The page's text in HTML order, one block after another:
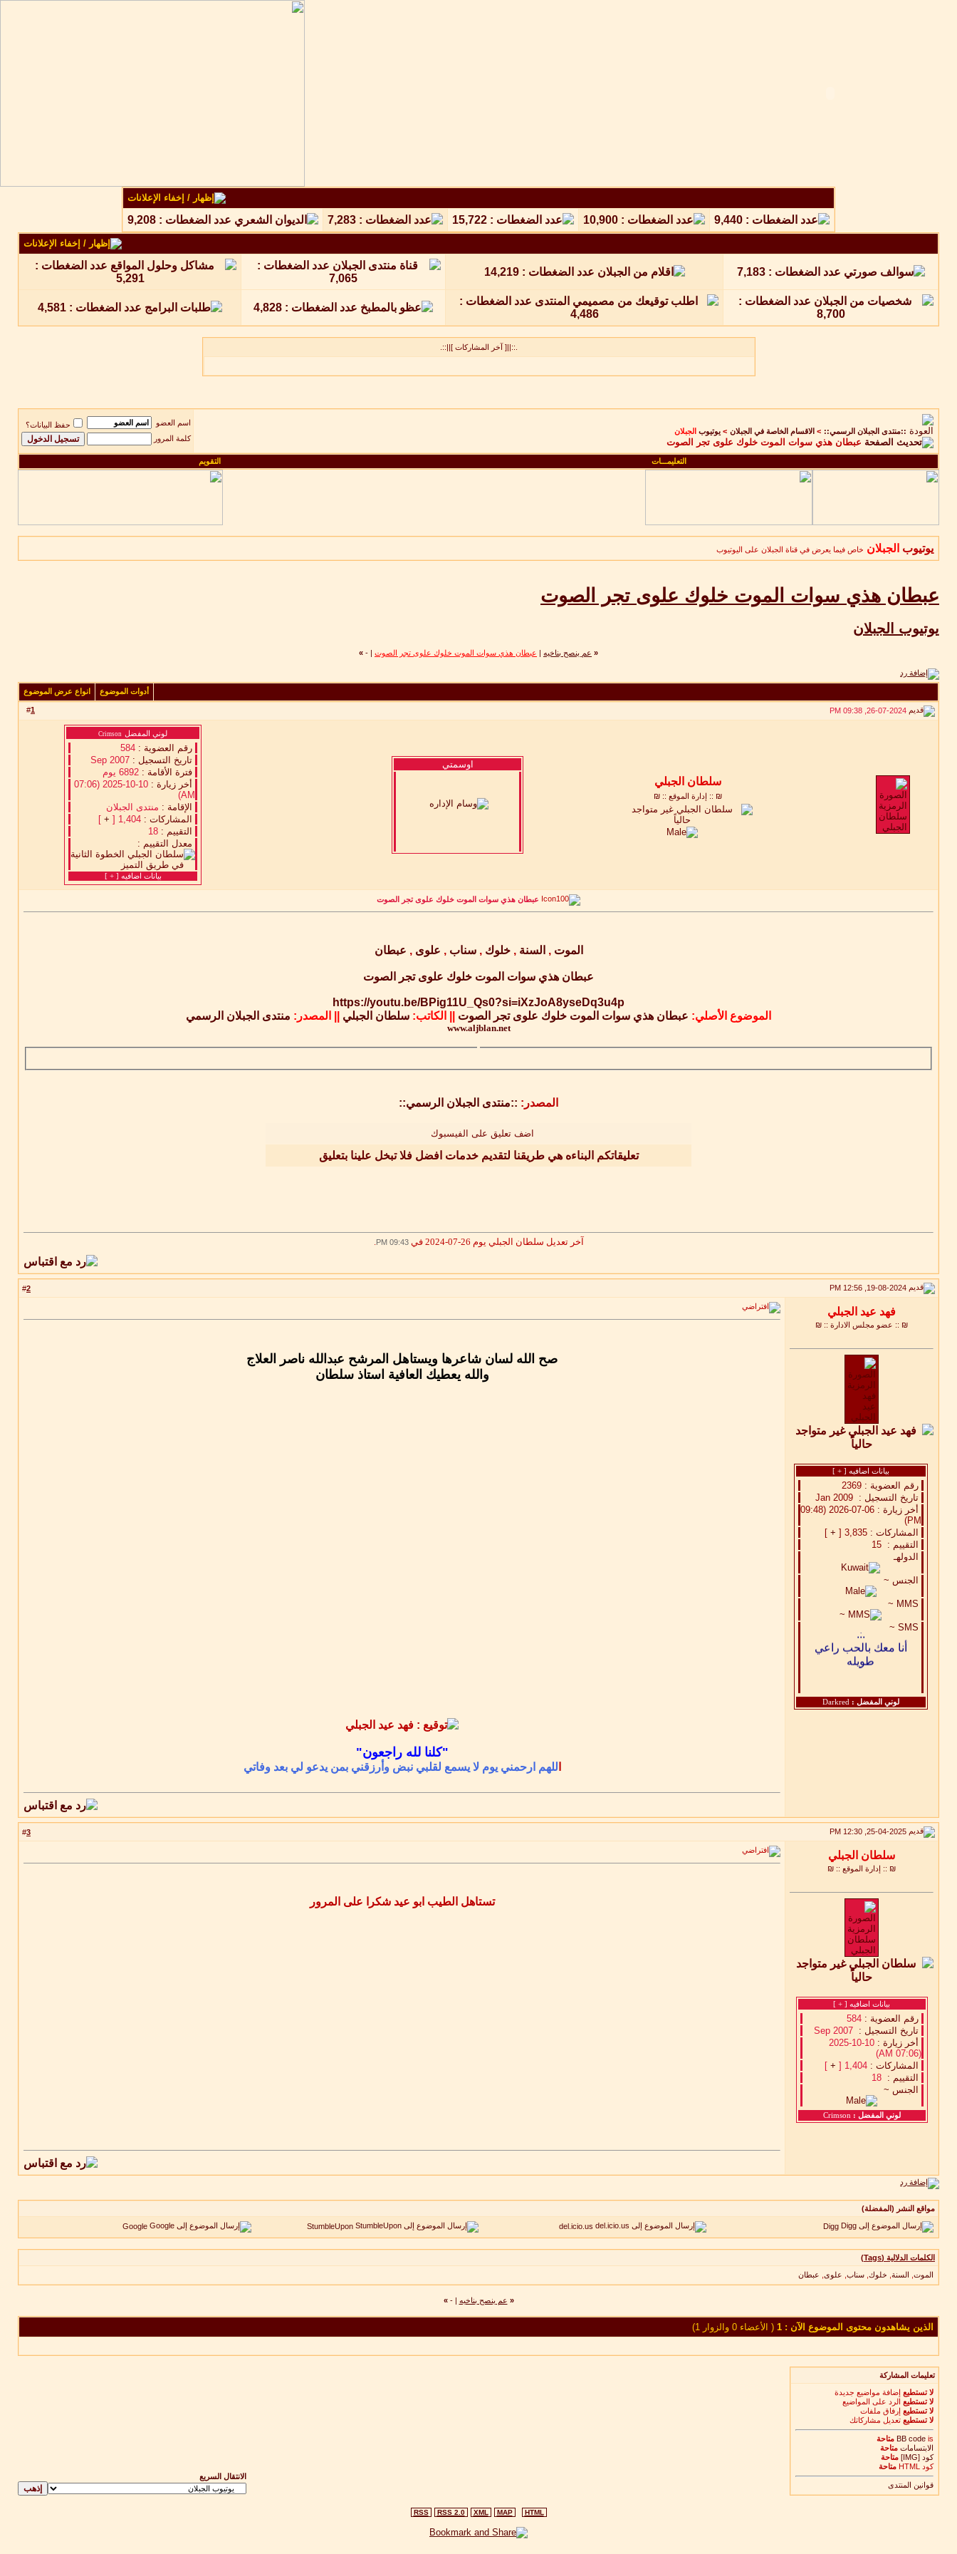
.::||[ آخر المشاركات ]||::.
::منتدى الجبلان الرسمي:: > الاقسام الخاصة في الجبلان > يوتيوب الجبلان
عبطان هذي سوات الموت خلوك علوى تجر الصوت
اسم العضو
حفظ البيانات؟
كلمة المرور
التعليمـــات التقويم
يوتيوب الجبلان خاص فيما يعرض في قناة الجبلان على اليوتيوب
عبطان هذي سوات الموت خلوك علوى تجر الصوت
يوتيوب الجبلان
« عم ينصح بناخيه عبطان هذي سوات الموت خلوك علوى تجر الصوت -
»
أدوات الموضوع انواع عرض الموضوع
#1 26-07-2024, 09:38 PM
₪ :: إدارة الموقع :: ₪
اوسمتي
لوني المفضل Crimson
رقم العضوية : 584
تاريخ التسجيل : Sep 2007
فترة الأقامة : 6892 يوم
أخر زيارة :
10-10-2025 (07:06
AM)
الإقامة : منتدى الجبلان
المشاركات : 1,404 [
+
]
التقييم : 18
معدل التقييم :
بيانات اضافيه [+
]
عبطان هذي سوات الموت خلوك علوى تجر الصوت
الموت , السنة ,خلوك ,سناب , علوى , عبطان
عبطان هذي سوات الموت خلوك علوى تجر الصوت
https://youtu.be/BPig11U_Qs0?si=iXzJoA8yseDq3u4p
الموضوع الأصلي: عبطان هذي سوات الموت خلوك علوى تجر الصوت الكاتب: سلطان الجبلي المصدر: منتدى الجبلان الرسمي
www.aljblan.net
المصدر: ::منتدى الجبلان الرسمي::
اضف تعليق على الفيسبوك
تعليقاتكم البناءه هي طريقنا لتقديم خدمات افضل فلا تبخل علينا بتعليق
آخر تعديل سلطان الجبلي يوم 26-07-2024 في 09:43 PM
.
2
₪ :: عضو مجلس الادارة :: ₪
بيانات اضافيه [+
]
رقم العضوية : 2369
تاريخ التسجيل :Jan 2009
أخر زيارة :
06-07-2026 (09:48
PM)
المشاركات : 3,835 [
+
]
التقييم :15
الدولهـ
الجنس ~
لا تحسب ان لا زاد هجرك
بخليك
.:.
.:.
أنا معك بالحب راعي
طويله
لوني المفضل : Darkred
صح الله لسان شاعرها ويستاهل المرشح عبدالله ناصر العلاج
والله يعطيك العافية استاذ سلطان
"كلنا لله راجعون"
للهم ارحمني يوم لا يسمع لقلبي نبض وأرزقني بمن يدعو لي بعد وفاتي
3
₪ :: إدارة الموقع :: ₪
بيانات اضافيه [ +
]
رقم العضوية : 584
تاريخ التسجيل :Sep 2007
أخر زيارة :
10-10-2025
(07:06 AM)
المشاركات : 1,404 [
+
]
التقييم :18
الجنس ~
لوني المفضل : Crimson
تستاهل الطيب ابو عيد شكرا على المرور
مواقع النشر (المفضلة)
Digg
del.icio.us
StumbleUpon
Google
الكلمات الدلالية (Tags)
الموت
السنة خلوك سناب علوى عبطان
« عم ينصح بناخيه |
-
»
الذين يشاهدون محتوى الموضوع الآن : 1 ( الأعضاء 0 والزوار 1)
تعليمات المشاركة
لا تستطيع إضافة مواضيع جديدة
لا تستطيع الرد على المواضيع
لا تستطيع إرفاق ملفات
لا تستطيع تعديل مشاركاتك
BB code is
متاحة
الابتسامات متاحة
كود [IMG]
متاحة
كود HTML
متاحة
قوانين المنتدى
الانتقال السريع
RSS RSS 2.0 XML MAP HTML